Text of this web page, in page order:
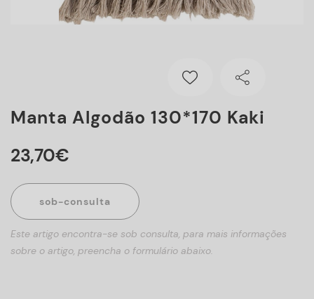
Manta Algodão 130*170 Kaki
23,70€
sob-consulta
Este artigo encontra-se sob consulta, para mais informações
sobre o artigo, preencha o formulário abaixo.